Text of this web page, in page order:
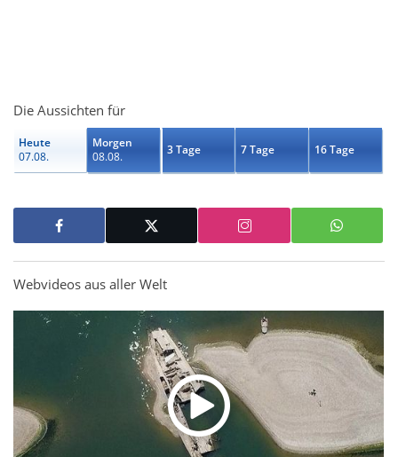
Die Aussichten für
Heute
07.08.
Morgen
08.08.
3 Tage 7 Tage 16 Tage
Webvideos aus aller Welt